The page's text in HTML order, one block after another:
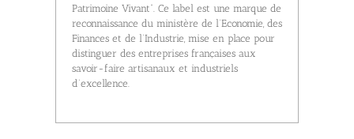
Patrimoine Vivant”. Ce label est une marque de
reconnaissance du ministère de l’Economie, des
Finances et de l’Industrie, mise en place pour
distinguer des entreprises françaises aux
savoir-faire artisanaux et industriels
d’excellence.